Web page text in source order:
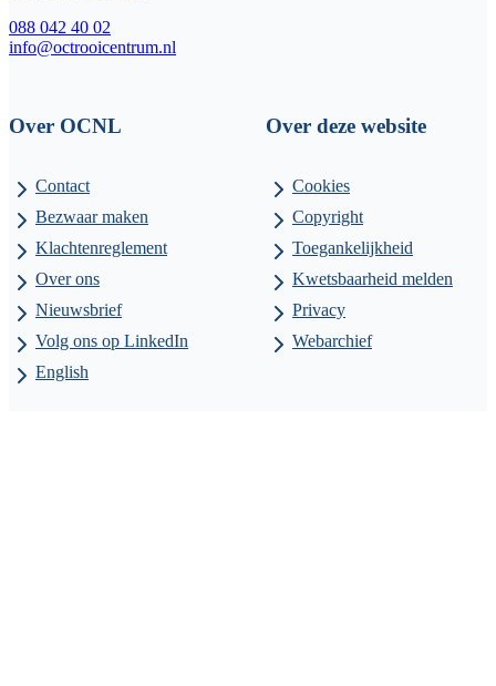
088 042 40 02
info@octrooicentrum.nl
Over OCNL
Contact
Bezwaar maken
Klachtenreglement
Over ons
Nieuwsbrief
Volg ons op LinkedIn
English
Over deze website
Cookies
Copyright
Toegankelijkheid
Kwetsbaarheid melden
Privacy
Webarchief